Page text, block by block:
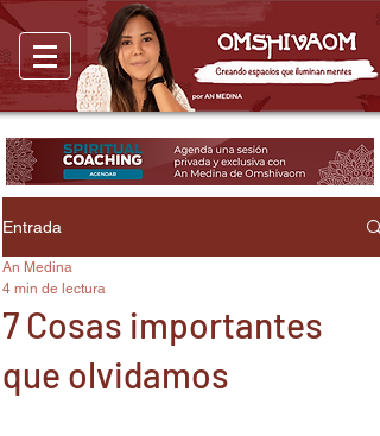
Entrada
7 Cosas importantes
que olvidamos
An Medina
4 min de lectura